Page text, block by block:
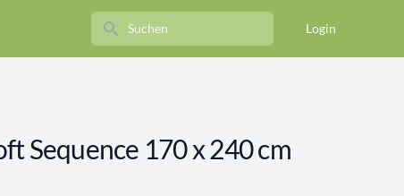
Search Login
Sequence 170 x 240 cm